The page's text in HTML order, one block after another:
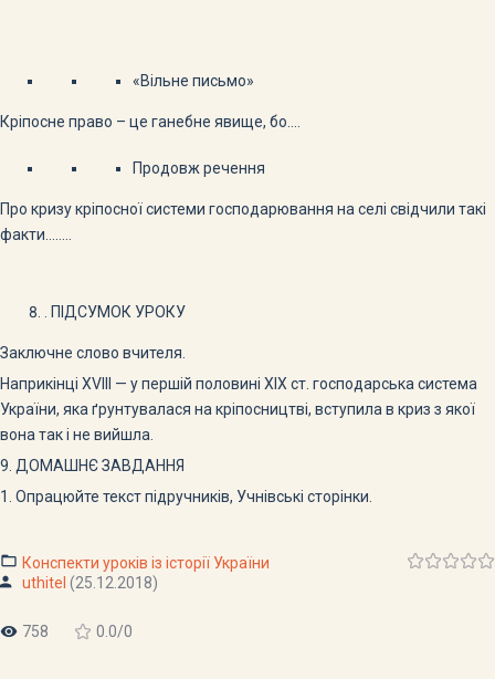
«Вільне письмо»
Кріпосне право – це ганебне явище, бо….
Продовж речення
Про кризу кріпосної системи господарювання на селі свідчили такі
факти……..
. ПІДСУМОК УРОКУ
Заключне слово вчителя.
Наприкінці XVIII — у першій половині XIX ст. господарська система
України, яка ґрунтувалася на кріпосництві, вступила в криз з якої
вона так і не вийшла.
9. ДОМАШНЄ ЗАВДАННЯ
1. Опрацюйте текст підручників, Учнівські сторінки.
Конспекти уроків із історії України
uthitel (25.12.2018)
758 0.0/0